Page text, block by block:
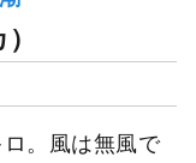
。風は無風で